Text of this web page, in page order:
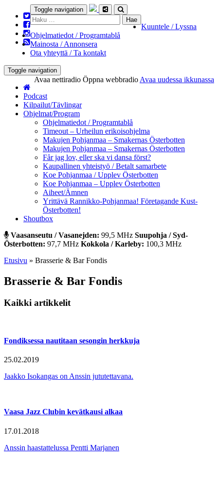
Toggle navigation
Haku:
Kuuntele / Lyssna
Ohjelmatiedot / Programtablå
Mainosta / Annonsera
Ota yhteyttä / Ta kontakt
Toggle navigation
Avaa nettiradio Öppna webbradio Avaa uudessa ikkunassa
Podcast
Kilpailut/Tävlingar
Ohjelmat/Program
Ohjelmatiedot / Programtablå
Timeout – Urheilun erikoisohjelma
Makujen Pohjanmaa – Smakernas Österbotten
Makujen Pohjanmaa – Smakernas Österbotten
Får jag lov, eller ska vi dansa först?
Kaupallinen yhteistyö / Betalt samarbete
Koe Pohjanmaa / Upplev Österbotten
Koe Pohjanmaa – Upplev Österbotten
Aiheet/Ämnen
Yrittävä Rannikko-Pohjanmaa! Företagande Kust-
Österbotten!
Shoutbox
Vaasanseutu / Vasanejden: 99,5 MHz Suupohja / Syd-
Österbotten: 97,7 MHz Kokkola / Karleby: 100,3 MHz
Etusivu » Brasserie & Bar Fondis
Brasserie & Bar Fondis
Kaikki artikkelit
Fondiksessa nautitaan sesongin herkkuja
25.02.2019
Jaakko Isokangas on Anssin jututettavana.
Vaasa Jazz Clubin kevätkausi alkaa
17.01.2018
Anssin haastattelussa Pentti Marjanen